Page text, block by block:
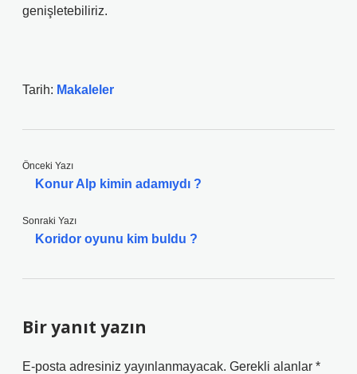
genişletebiliriz.
Tarih: Makaleler
Önceki Yazı
Konur Alp kimin adamıydı ?
Sonraki Yazı
Koridor oyunu kim buldu ?
Bir yanıt yazın
E-posta adresiniz yayınlanmayacak. Gerekli alanlar *